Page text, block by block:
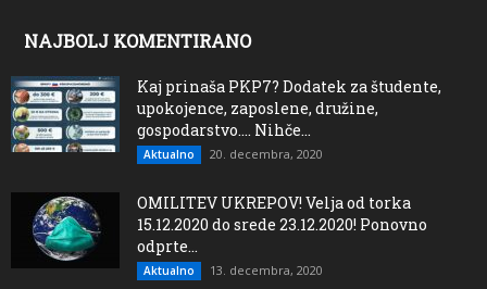
NAJBOLJ KOMENTIRANO
Kaj prinaša PKP7? Dodatek za študente,
upokojence, zaposlene, družine,
gospodarstvo…. Nihče...
Aktualno 20. decembra, 2020
OMILITEV UKREPOV! Velja od torka
15.12.2020 do srede 23.12.2020! Ponovno
odprte...
Aktualno 13. decembra, 2020